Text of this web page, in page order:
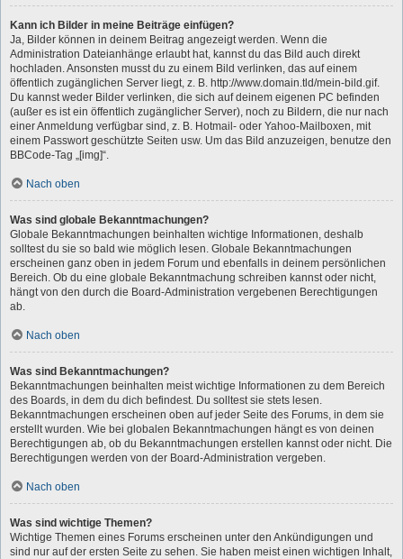
Kann ich Bilder in meine Beiträge einfügen?
Ja, Bilder können in deinem Beitrag angezeigt werden. Wenn die
Administration Dateianhänge erlaubt hat, kannst du das Bild auch direkt
hochladen. Ansonsten musst du zu einem Bild verlinken, das auf einem
öffentlich zugänglichen Server liegt, z. B. http://www.domain.tld/mein-bild.gif.
Du kannst weder Bilder verlinken, die sich auf deinem eigenen PC befinden
(außer es ist ein öffentlich zugänglicher Server), noch zu Bildern, die nur nach
einer Anmeldung verfügbar sind, z. B. Hotmail- oder Yahoo-Mailboxen, mit
einem Passwort geschützte Seiten usw. Um das Bild anzuzeigen, benutze den
BBCode-Tag „[img]“.
Nach oben
Was sind globale Bekanntmachungen?
Globale Bekanntmachungen beinhalten wichtige Informationen, deshalb
solltest du sie so bald wie möglich lesen. Globale Bekanntmachungen
erscheinen ganz oben in jedem Forum und ebenfalls in deinem persönlichen
Bereich. Ob du eine globale Bekanntmachung schreiben kannst oder nicht,
hängt von den durch die Board-Administration vergebenen Berechtigungen
ab.
Nach oben
Was sind Bekanntmachungen?
Bekanntmachungen beinhalten meist wichtige Informationen zu dem Bereich
des Boards, in dem du dich befindest. Du solltest sie stets lesen.
Bekanntmachungen erscheinen oben auf jeder Seite des Forums, in dem sie
erstellt wurden. Wie bei globalen Bekanntmachungen hängt es von deinen
Berechtigungen ab, ob du Bekanntmachungen erstellen kannst oder nicht. Die
Berechtigungen werden von der Board-Administration vergeben.
Nach oben
Was sind wichtige Themen?
Wichtige Themen eines Forums erscheinen unter den Ankündigungen und
sind nur auf der ersten Seite zu sehen. Sie haben meist einen wichtigen Inhalt,